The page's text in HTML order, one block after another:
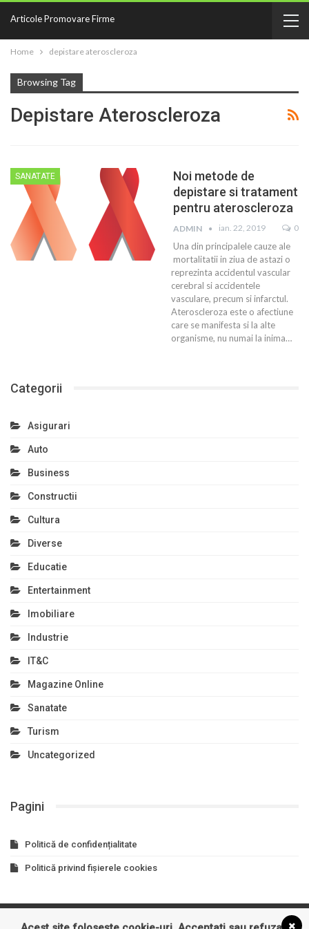
Articole Promovare Firme
Home depistare ateroscleroza
Browsing Tag
Depistare Ateroscleroza
SANATATE
Noi metode de
depistare si tratament
pentru ateroscleroza
ADMIN ian. 22, 2019 0
Una din principalele cauze ale
mortalitatii in ziua de astazi o
reprezinta accidentul vascular
cerebral si accidentele
vasculare, precum si infarctul.
Ateroscleroza este o afectiune
care se manifesta si la alte
organisme, nu numai la inima…
Categorii
Asigurari
Auto
Business
Constructii
Cultura
Diverse
Educatie
Entertainment
Imobiliare
Industrie
IT&C
Magazine Online
Sanatate
Turism
Uncategorized
Pagini
Politică de confidențialitate
Politică privind fișierele cookies